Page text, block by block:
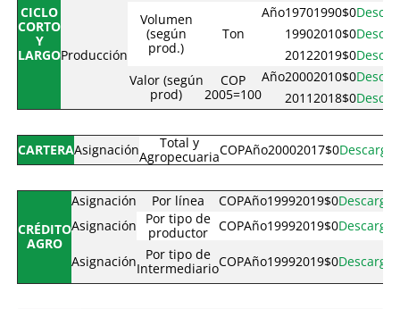
CICLO
CORTO
Y
LARGOProducción
Volumen
(según
prod.)
Ton
Año19701990$0
19902010$0
20122019$0
Valor (según
prod)
COP
2005=100
Año20002010$0
2011 2018$0
CARTERAAsignación
Total y
AgropecuariaCOPAño20002017$0Descargar
CRÉDITO
AGRO
Asignación Por línea COPAño19992019$0Descargar
Asignación
Por tipo de
productor
COPAño19992019$0Descargar
Asignación
Por tipo de
IntermediarioCOPAño19992019$0Descargar